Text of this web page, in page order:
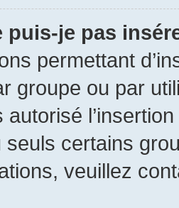
puis-je pas
permettant
groupe ou par
autorisé
seuls certains
veuillez